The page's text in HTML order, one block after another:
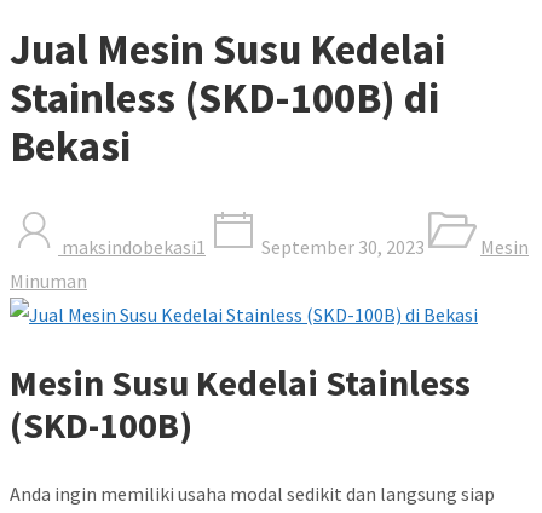
Jual Mesin Susu Kedelai
Stainless (SKD-100B) di
Bekasi
maksindobekasi1 September 30, 2023
Mesin
Minuman
Mesin Susu Kedelai Stainless
(SKD-100B)
Anda ingin memiliki usaha modal sedikit dan langsung siap